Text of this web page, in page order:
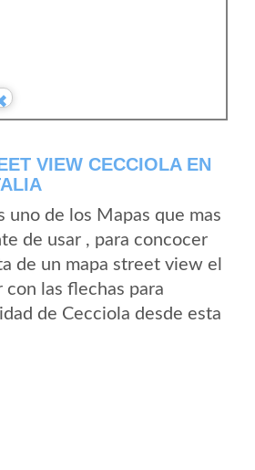
VIEW CECCIOLA EN
uno de los Mapas que mas
de usar , para concocer
de un mapa street view el
con las flechas para
de Cecciola desde esta